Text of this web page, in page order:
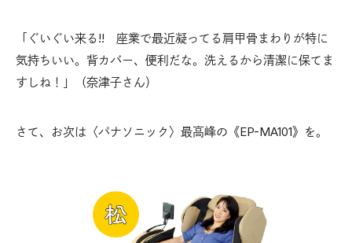
「ぐいぐい来る!! 座業で最近凝ってる肩甲骨まわりが特に
気持ちいい。背カバー、便利だな。洗えるから清潔に保てま
すしね！」（奈津子さん）
さて、お次は〈パナソニック〉最高峰の《EP-MA101》を。